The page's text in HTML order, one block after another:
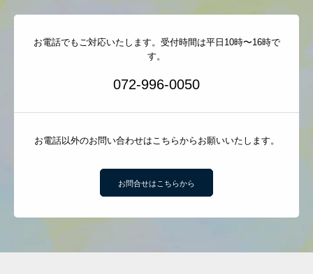
お電話でもご対応いたします。受付時間は平日10時〜16時で
す。
072-996-0050
お電話以外のお問い合わせはこちらからお願いいたします。
お問合せはこちらから